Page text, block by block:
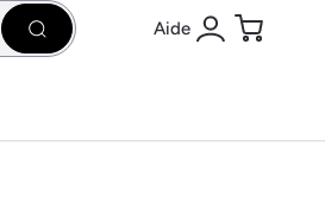
Rechercher Aide
Se connecter
Panier